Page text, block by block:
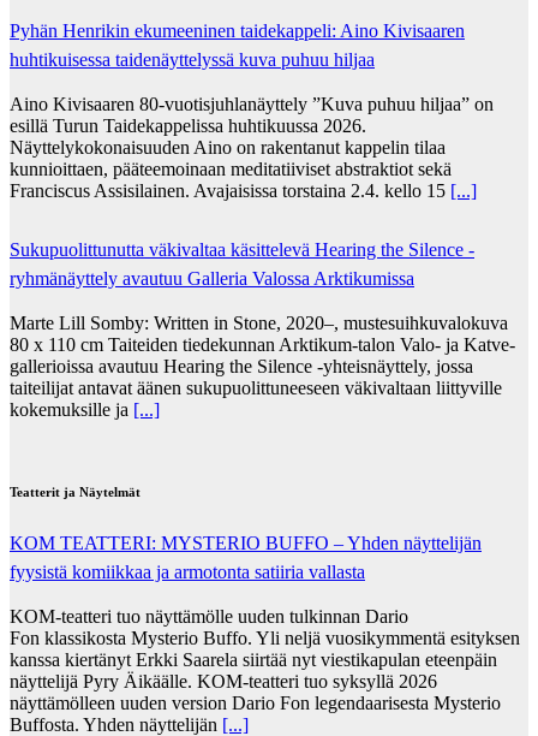
Pyhän Henrikin ekumeeninen taidekappeli: Aino Kivisaaren
huhtikuisessa taidenäyttelyssä kuva puhuu hiljaa
Aino Kivisaaren 80-vuotisjuhlanäyttely ”Kuva puhuu hiljaa” on
esillä Turun Taidekappelissa huhtikuussa 2026.
Näyttelykokonaisuuden Aino on rakentanut kappelin tilaa
kunnioittaen, pääteemoinaan meditatiiviset abstraktiot sekä
Franciscus Assisilainen. Avajaisissa torstaina 2.4. kello 15 [...]
Sukupuolittunutta väkivaltaa käsittelevä Hearing the Silence -
ryhmänäyttely avautuu Galleria Valossa Arktikumissa
Marte Lill Somby: Written in Stone, 2020–, mustesuihkuvalokuva
80 x 110 cm Taiteiden tiedekunnan Arktikum-talon Valo- ja Katve-
gallerioissa avautuu Hearing the Silence -yhteisnäyttely, jossa
taiteilijat antavat äänen sukupuolittuneeseen väkivaltaan liittyville
kokemuksille ja [...]
Teatterit ja Näytelmät
KOM TEATTERI: MYSTERIO BUFFO – Yhden näyttelijän
fyysistä komiikkaa ja armotonta satiiria vallasta
KOM-teatteri tuo näyttämölle uuden tulkinnan Dario
Fon klassikosta Mysterio Buffo. Yli neljä vuosikymmentä esityksen
kanssa kiertänyt Erkki Saarela siirtää nyt viestikapulan eteenpäin
näyttelijä Pyry Äikäälle. KOM-teatteri tuo syksyllä 2026
näyttämölleen uuden version Dario Fon legendaarisesta Mysterio
Buffosta. Yhden näyttelijän [...]